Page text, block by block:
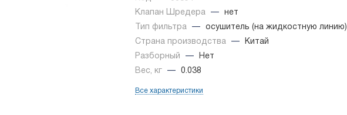
Клапан Шредера
—
нет
Тип фильтра
—
осушитель (на жидкостную линию)
Страна производства
—
Китай
Разборный
—
Нет
Вес, кг
— 0.038
Все характеристики